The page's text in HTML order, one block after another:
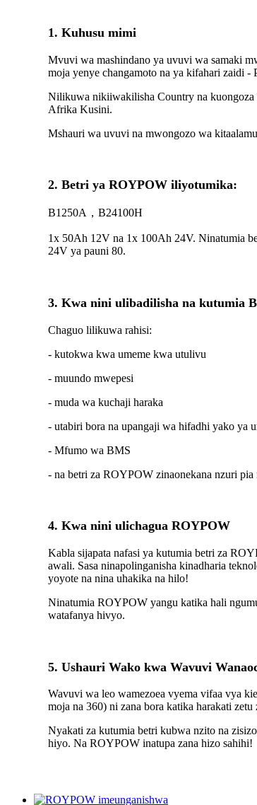
1. Kuhusu mimi
Mvuvi wa mashindano ya uvuvi wa samaki
moja yenye changamoto na ya kifahari zaidi -
Nilikuwa nikiiwakilisha Country na
Afrika Kusini.
Mshauri wa uvuvi na mwongozo wa
2. Betri ya ROYPOW iliyotumika:
B1250A，B24100H
1x 50Ah 12V na 1x 100Ah 24V. Ninatumia
24V ya pauni 80.
3. Kwa nini ulibadilisha na kutumia
Chaguo lilikuwa rahisi:
- kutokwa kwa umeme kwa utulivu
- muundo mwepesi
- muda wa kuchaji haraka
- utabiri bora na upangaji wa hifadhi yako ya
- Mfumo wa BMS
- na betri za ROYPOW zinaonekana nzuri pia
4. Kwa nini ulichagua ROYPOW
Kabla sijapata nafasi ya kutumia betri za
awali. Sasa ninapolinganisha kinadharia
yoyote na nina uhakika na hilo!
Ninatumia ROYPOW yangu katika hali
watafanya hivyo.
5. Ushauri Wako kwa Wavuvi
Wavuvi wa leo wamezoea vyema vifaa vya
moja na 360) ni zana bora katika harakati
Nyakati za kutumia betri kubwa nzito na
hiyo. Na ROYPOW inatupa zana hizo sahihi!